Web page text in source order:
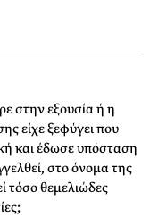
στην εξουσία ή η
είχε ξεφύγει που
και έδωσε υπόσταση
στο όνομα της
τόσο θεμελιώδες